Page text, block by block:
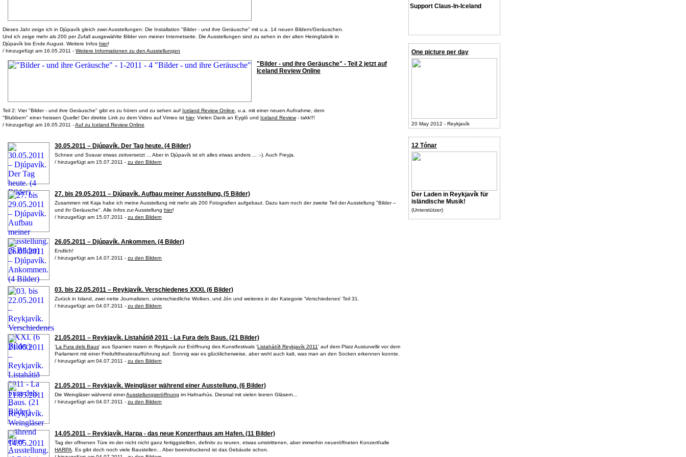
Support Claus-In-Iceland
One picture per day
20 May 2012 - Reykjavík
12 Tónar
Der Laden in Reykjavík für
isländische Musik!
(Unterstützer)
Dieses Jahr zeige ich in Djúpavík gleich zwei Ausstellungen: Die Installation "Bilder - und ihre Geräusche" mit u.a. 14 neuen Bildern/Geräuschen.
Und ich zeige mehr als 200 per Zufall ausgewählte Bilder von meiner Internetseite. Die Ausstellungen sind zu sehen in der alten Heringfabrik in
Djúpavík bis Ende August. Weitere Infos hier!
/ hinzugefügt am 16.05.2011 - Weitere Informationen zu den Ausstellungen
"Bilder - und ihre Geräusche" - Teil 2 jetzt auf
Iceland Review Online
Teil 2: Vier "Bilder - und ihre Geräusche" gibt es zu hören und zu sehen auf Iceland Review Online , u.a. mit einer neuen Aufnahme, dem
"Blubbern" einer heissen Quelle! Der direkte Link zu dem Video auf Vimeo ist hier. Vielen Dank an Eygló und Iceland Review- takk!!!
/ hinzugefügt am 16.05.2011 -Auf zu Iceland Review Online
30.05.2011 – Djúpavík. Der Tag heute. (4 Bilder)
Schnee und Svavar etwas zeitversetzt ... Aber in Djúpavík ist eh alles etwas anders ... :-). Auch Freyja.
/ hinzugefügt am 15.07.2011 - zu den Bildern
27. bis 29.05.2011 – Djúpavík. Aufbau meiner Ausstellung. (5 Bilder)
Zusammen mit Kaja habe ich meine Ausstellung mit mehr als 200 Fotografien aufgebaut. Dazu kam noch der zweite Teil der Ausstellung "Bilder –
und ihr Geräusche". Alle Infos zur Ausstellung hier!
/ hinzugefügt am 15.07.2011 - zu den Bildern
26.05.2011 – Djúpavík. Ankommen. (4 Bilder)
Endlich!
/ hinzugefügt am 14.07.2011 - zu den Bildern
03. bis 22.05.2011 – Reykjavík. Verschiedenes XXXI. (6 Bilder)
Zurück in Island, zwei nette Journalisten, unterschiedliche Wolken, und Jón und weiteres in der Kategorie 'Verschiedenes' Teil 31.
/ hinzugefügt am 04.07.2011 - zu den Bildern
21.05.2011 – Reykjavík. Listahátið 2011 - La Fura dels Baus. (21 Bilder)
'La Fura dels Baus' aus Spanien traten in Reykjavík zur Eröffnung des Kunstfestivals 'Listahátíð Reykjavík 2011' auf dem Platz Austurvellir vor dem
Parlament mit einer Freilufttheateraufführung auf. Sonnig war es glücklicherweise, aber wohl auch kalt, was man an den Socken erkennen konnte.
/ hinzugefügt am 04.07.2011 - zu den Bildern
21.05.2011 – Reykjavík. Weingläser während einer Ausstellung. (6 Bilder)
Die Weingläser während einerAusstellungseröffnung im Hafnarhús. Diesmal mit vielen leeren Gläsern...
/ hinzugefügt am 04.07.2011 - zu den Bildern
14.05.2011 – Reykjavík. Harpa - das neue Konzerthaus am Hafen. (11 Bilder)
Tag der offnenen Türe im der nicht nicht ganz fertiggstellten, definitv zu teuren, etwas umstrittenen, aber immerhin neueröffneten Konzerthalle
HARPA . Es gibt doch noch viele Baustellen... Aber beeindruckend ist das Gebäude schon.